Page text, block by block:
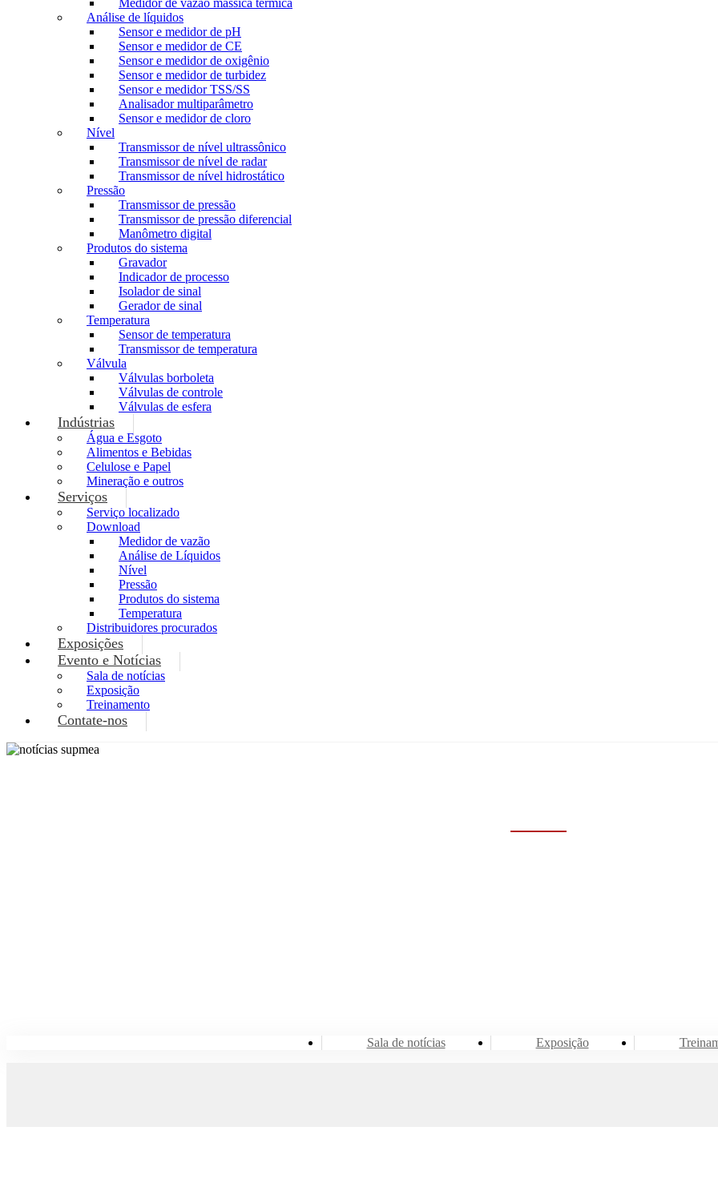
Medidor de vazão mássica térmica
Análise de líquidos
Sensor e medidor de pH
Sensor e medidor de CE
Sensor e medidor de oxigênio
Sensor e medidor de turbidez
Sensor e medidor TSS/SS
Analisador multiparâmetro
Sensor e medidor de cloro
Nível
Transmissor de nível ultrassônico
Transmissor de nível de radar
Transmissor de nível hidrostático
Pressão
Transmissor de pressão
Transmissor de pressão diferencial
Manômetro digital
Produtos do sistema
Gravador
Indicador de processo
Isolador de sinal
Gerador de sinal
Temperatura
Sensor de temperatura
Transmissor de temperatura
Válvula
Válvulas borboleta
Válvulas de controle
Válvulas de esfera
Indústrias
Água e Esgoto
Alimentos e Bebidas
Celulose e Papel
Mineração e outros
Serviços
Serviço localizado
Download
Medidor de vazão
Análise de Líquidos
Nível
Pressão
Produtos do sistema
Temperatura
Distribuidores procurados
Exposições
Evento e Notícias
Sala de notícias
Exposição
Treinamento
Contate-nos
Sala de notícias Exposição